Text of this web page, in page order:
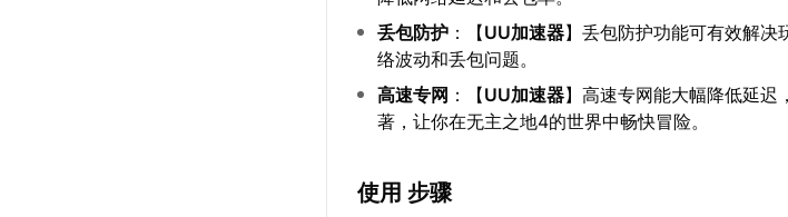
丢包防护 ：【UU加速器】丢包防护功能可有效解
络波动和丢包问题。
高速专网 ：【UU加速器】高速专网能大幅降低延迟
著，让你在无主之地4的世界中畅快冒险。
使用 步骤